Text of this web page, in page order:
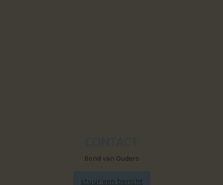
Bond van Ouders
stuur een bericht